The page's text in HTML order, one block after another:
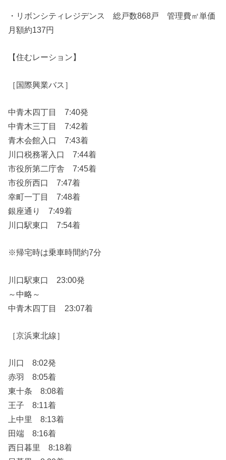
・リボンシティレジデンス 総戸数868戸 管理費㎡単価
月額約137円
【住むレーション】
［国際興業バス］
中青木四丁目 7:40発
中青木三丁目 7:42着
青木会館入口 7:43着
川口税務署入口 7:44着
市役所第二庁舎 7:45着
市役所西口 7:47着
幸町一丁目 7:48着
銀座通り 7:49着
川口駅東口 7:54着
※帰宅時は乗車時間約7分
川口駅東口 23:00発
～中略～
中青木四丁目 23:07着
［京浜東北線］
川口 8:02発
赤羽 8:05着
東十条 8:08着
王子 8:11着
上中里 8:13着
田端 8:16着
西日暮里 8:18着